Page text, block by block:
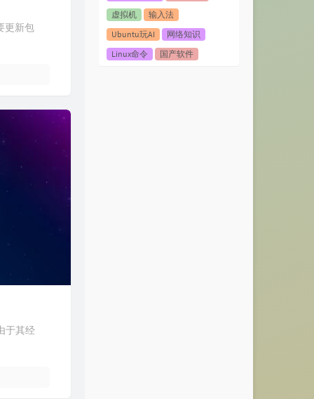
更新包
于其经
虚拟机
输入法
Ubuntu玩AI
网络知识
Linux命令
国产软件